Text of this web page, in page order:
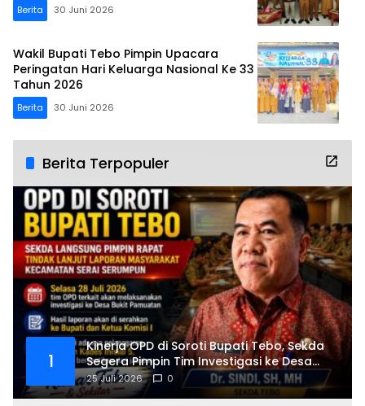
Berita 30 Juni 2026
Wakil Bupati Tebo Pimpin Upacara
Peringatan Hari Keluarga Nasional Ke 33
Tahun 2026
Berita 30 Juni 2026
Berita Terpopuler
1
Kinerja OPD di Soroti Bupati Tebo, Sekda
Segera Pimpin Tim Investigasi ke Desa
Bukit Pamuatan, Serai serumpun
25 Juli 2026 0